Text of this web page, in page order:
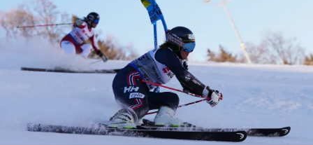
DALŠÍ SPORTY
Americký fotbal
Basketbal
NEPŘEHLÉDNĚTE
Historické návraty